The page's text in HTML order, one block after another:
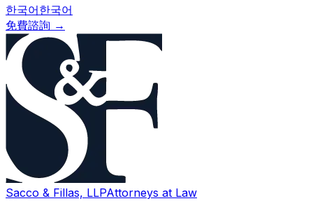
한국어한국어
免費諮詢 →
Sacco & Fillas, LLPAttorneys at Law